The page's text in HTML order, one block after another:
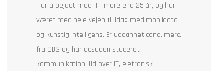
Har arbejdet med IT i mere end 25 år, og har
været med hele vejen til idag med mobildata
og kunstig intelligens. Er uddannet cand. merc.
fra CBS og har desuden studeret
kommunikation. Ud over IT, eletronisk